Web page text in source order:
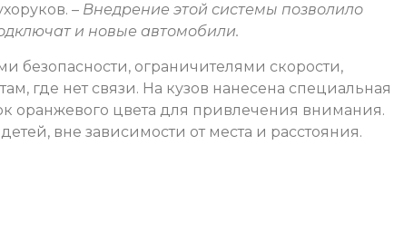
– Внедрение этой системы позволило
и новые автомобили.
безопасности, ограничителями скорости,
где нет связи. На кузов нанесена специальная
оранжевого цвета для привлечения внимания.
вне зависимости от места и расстояния.